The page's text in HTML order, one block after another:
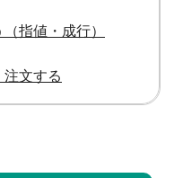
指値・成行）
文する